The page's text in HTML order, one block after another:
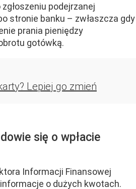
podejrzanej
stronie banku – zwłaszcza gdy
prania pieniędzy
gotówką.
Lepiej go zmień
się o wpłacie
Informacji Finansowej
o dużych kwotach.